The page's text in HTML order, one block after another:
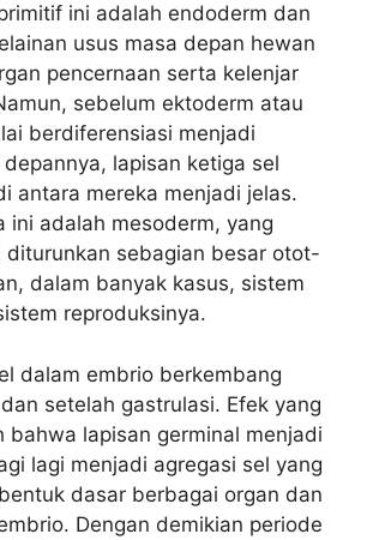
ini adalah endoderm dan
usus masa depan hewan
pencernaan serta kelenjar
sebelum ektoderm atau
berdiferensiasi menjadi
lapisan ketiga sel
antara mereka menjadi jelas.
ini adalah mesoderm, yang
diturunkan sebagian besar otot-
dalam banyak kasus, sistem
reproduksinya.
dalam embrio berkembang
setelah gastrulasi. Efek yang
bahwa lapisan germinal menjadi
lagi menjadi agregasi sel yang
dasar berbagai organ dan
Dengan demikian periode